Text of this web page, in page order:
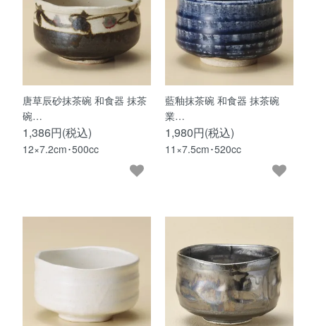
唐草辰砂抹茶碗 和食器 抹茶
碗…
1,386円(税込)
12×7.2cm･500cc
藍釉抹茶碗 和食器 抹茶碗
業…
1,980円(税込)
11×7.5cm･520cc